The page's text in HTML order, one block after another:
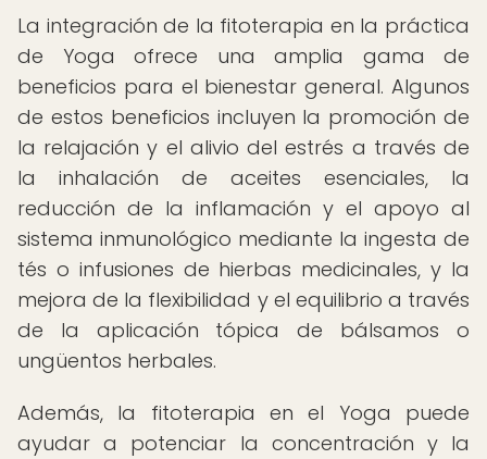
La integración de la fitoterapia en la práctica
de Yoga ofrece una amplia gama de
beneficios para el bienestar general. Algunos
de estos beneficios incluyen la promoción de
la relajación y el alivio del estrés a través de
la inhalación de aceites esenciales, la
reducción de la inflamación y el apoyo al
sistema inmunológico mediante la ingesta de
tés o infusiones de hierbas medicinales, y la
mejora de la flexibilidad y el equilibrio a través
de la aplicación tópica de bálsamos o
ungüentos herbales.
Además, la fitoterapia en el Yoga puede
ayudar a potenciar la concentración y la